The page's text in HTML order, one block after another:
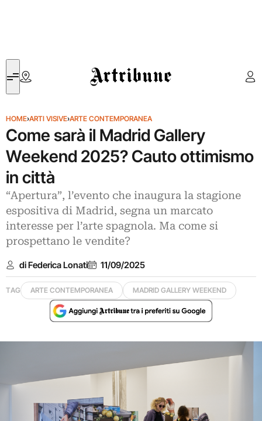
Artribune
HOME›ARTI VISIVE›ARTE CONTEMPORANEA
Come sarà il Madrid Gallery
Weekend 2025? Cauto ottimismo
in città
“Apertura”, l’evento che inaugura la stagione
espositiva di Madrid, segna un marcato
interesse per l’arte spagnola. Ma come si
prospettano le vendite?
di Federica Lonati 11/09/2025
TAG ARTE CONTEMPORANEA MADRID GALLERY WEEKEND